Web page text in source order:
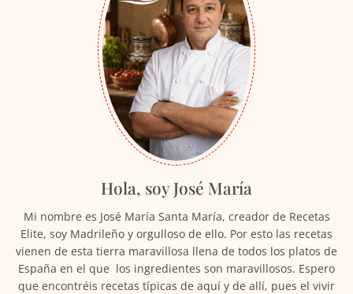
Hola, soy José María
Mi nombre es José María Santa María, creador de Recetas
Elite, soy Madrileño y orgulloso de ello. Por esto las recetas
vienen de esta tierra maravillosa llena de todos los platos de
España en el que los ingredientes son maravillosos. Espero
que encontréis recetas típicas de aquí y de allí, pues el vivir